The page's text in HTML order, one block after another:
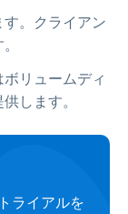
。クライアン
リュームディ
します。
ライアルを